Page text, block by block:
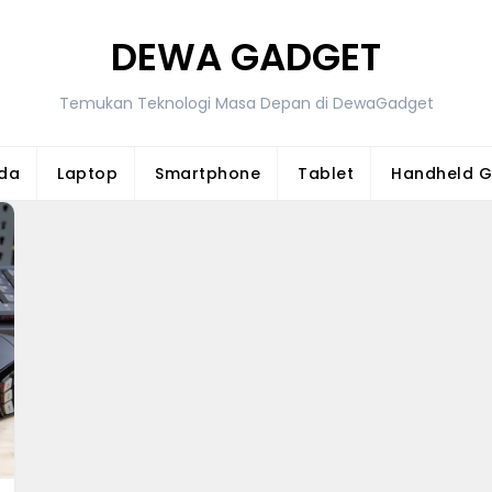
DEWA GADGET
Temukan Teknologi Masa Depan di DewaGadget
Laptop Smartphone Tablet Handheld